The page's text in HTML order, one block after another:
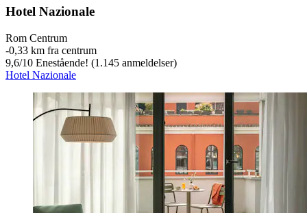
Hotel Nazionale
Rom Centrum
‐0,33 km fra centrum
9,6/10 Enestående! (1.145 anmeldelser)
Hotel Nazionale